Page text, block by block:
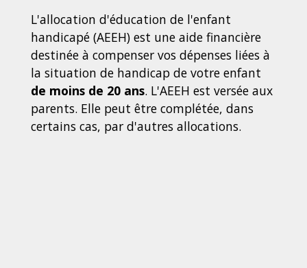
L'allocation d'éducation de l'enfant
handicapé (AEEH) est une aide financière
destinée à compenser vos dépenses liées à
la situation de handicap de votre enfant
de moins de 20 ans. L'AEEH est versée aux
parents. Elle peut être complétée, dans
certains cas, par d'autres allocations.